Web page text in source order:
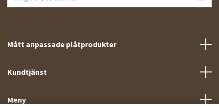
Mått anpassade plåtprodukter
Kundtjänst
Meny